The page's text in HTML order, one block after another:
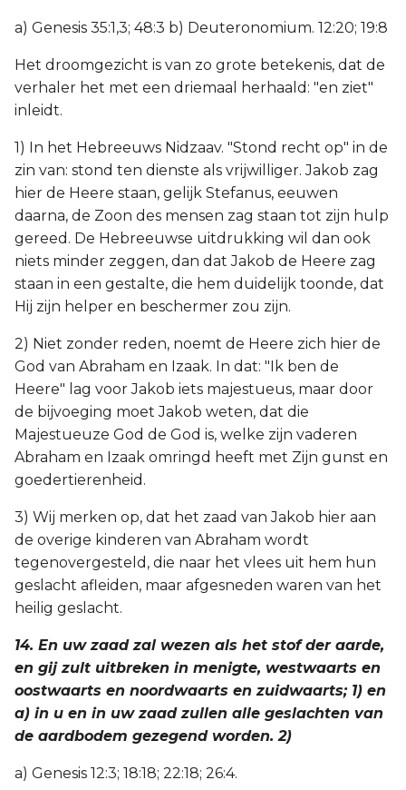
a) Genesis 35:1,3; 48:3 b) Deuteronomium. 12:20; 19:8
Het droomgezicht is van zo grote betekenis, dat de
verhaler het met een driemaal herhaald: "en ziet"
inleidt.
1) In het Hebreeuws Nidzaav. "Stond recht op" in de
zin van: stond ten dienste als vrijwilliger. Jakob zag
hier de Heere staan, gelijk Stefanus, eeuwen
daarna, de Zoon des mensen zag staan tot zijn hulp
gereed. De Hebreeuwse uitdrukking wil dan ook
niets minder zeggen, dan dat Jakob de Heere zag
staan in een gestalte, die hem duidelijk toonde, dat
Hij zijn helper en beschermer zou zijn.
2) Niet zonder reden, noemt de Heere zich hier de
God van Abraham en Izaak. In dat: "Ik ben de
Heere" lag voor Jakob iets majestueus, maar door
de bijvoeging moet Jakob weten, dat die
Majestueuze God de God is, welke zijn vaderen
Abraham en Izaak omringd heeft met Zijn gunst en
goedertierenheid.
3) Wij merken op, dat het zaad van Jakob hier aan
de overige kinderen van Abraham wordt
tegenovergesteld, die naar het vlees uit hem hun
geslacht afleiden, maar afgesneden waren van het
heilig geslacht.
14. En uw zaad zal wezen als het stof der aarde,
en gij zult uitbreken in menigte, westwaarts en
oostwaarts en noordwaarts en zuidwaarts; 1) en
a) in u en in uw zaad zullen alle geslachten van
de aardbodem gezegend worden. 2)
a) Genesis 12:3; 18:18; 22:18; 26:4.